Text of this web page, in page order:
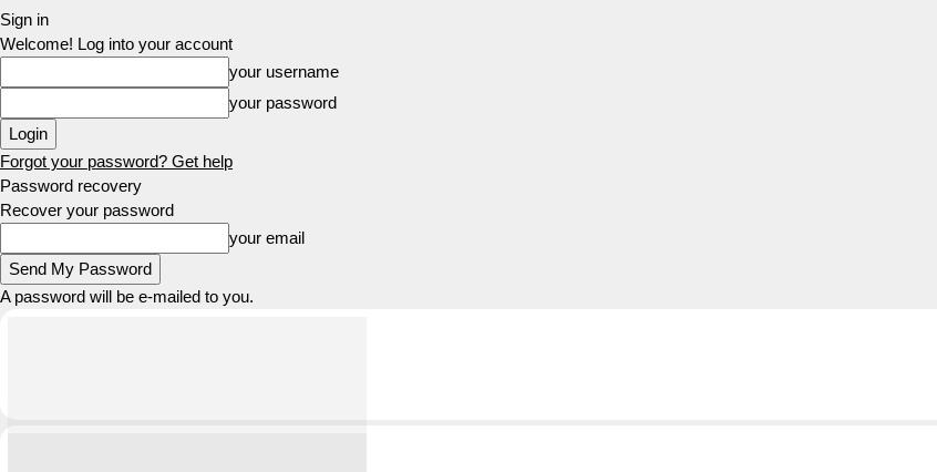
Sign in
Welcome! Log into your account
your username
your password
Forgot your password? Get help
Password recovery
Recover your password
your email
A password will be e-mailed to you.